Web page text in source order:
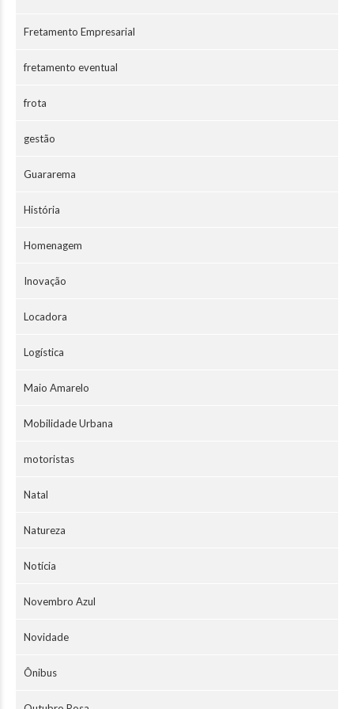
Fretamento Empresarial
fretamento eventual
frota
gestão
Guararema
História
Homenagem
Inovação
Locadora
Logística
Maio Amarelo
Mobilidade Urbana
motoristas
Natal
Natureza
Notícia
Novembro Azul
Novidade
Ônibus